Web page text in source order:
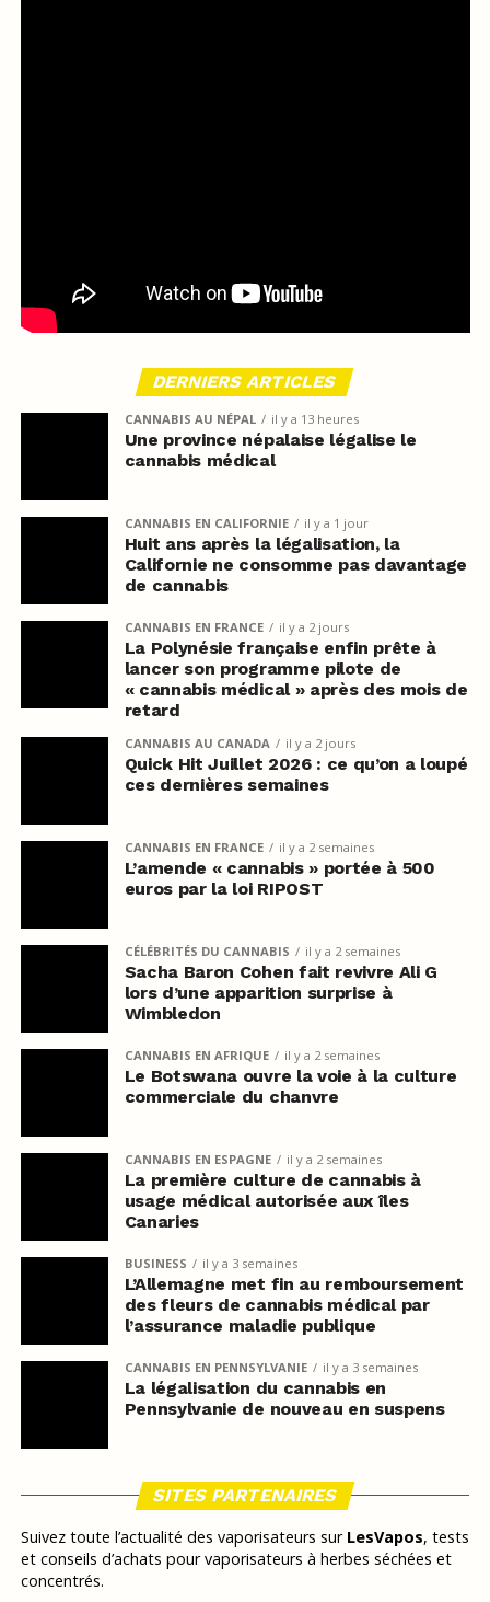
DERNIERS ARTICLES
CANNABIS AU NÉPAL il y a 13 heures
Une province népalaise légalise le
cannabis médical
CANNABIS EN CALIFORNIE il y a 1 jour
Huit ans après la légalisation, la
Californie ne consomme pas davantage
de cannabis
CANNABIS EN FRANCE il y a 2 jours
La Polynésie française enfin prête à
lancer son programme pilote de
« cannabis médical » après des mois de
retard
CANNABIS AU CANADA il y a 2 jours
Quick Hit Juillet 2026 : ce qu’on a loupé
ces dernières semaines
CANNABIS EN FRANCE il y a 2 semaines
L’amende « cannabis » portée à 500
euros par la loi RIPOST
CÉLÉBRITÉS DU CANNABIS il y a 2 semaines
Sacha Baron Cohen fait revivre Ali G
lors d’une apparition surprise à
Wimbledon
CANNABIS EN AFRIQUE il y a 2 semaines
Le Botswana ouvre la voie à la culture
commerciale du chanvre
CANNABIS EN ESPAGNE il y a 2 semaines
La première culture de cannabis à
usage médical autorisée aux îles
Canaries
BUSINESS il y a 3 semaines
L’Allemagne met fin au remboursement
des fleurs de cannabis médical par
l’assurance maladie publique
CANNABIS EN PENNSYLVANIE il y a 3 semaines
La légalisation du cannabis en
Pennsylvanie de nouveau en suspens
SITES PARTENAIRES
Suivez toute l’actualité des vaporisateurs sur LesVapos, tests
et conseils d’achats pour vaporisateurs à herbes séchées et
concentrés.